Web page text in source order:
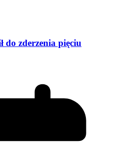
do zderzenia pięciu